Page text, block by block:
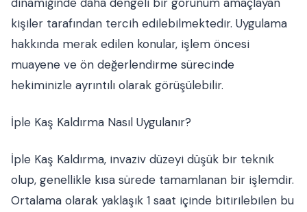
kişiler tarafından tercih edilebilmektedir. Uygulama
hakkında merak edilen konular, işlem öncesi
muayene ve ön değerlendirme sürecinde
hekiminizle ayrıntılı olarak görüşülebilir.
İple Kaş Kaldırma Nasıl Uygulanır?
İple Kaş Kaldırma, invaziv düzeyi düşük bir teknik
olup, genellikle kısa sürede tamamlanan bir işlemdir.
Ortalama olarak yaklaşık 1 saat içinde bitirilebilen bu